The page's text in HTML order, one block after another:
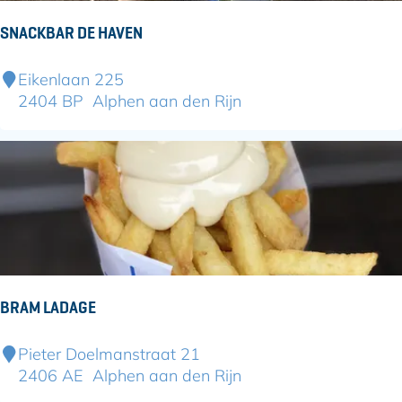
iSNACKBAR DE HAVEN
S
c
k
b
a
e
a
e
Eikenlaan 225
2404 BP Alphen aan den Rijn
BRAM LADAGE
B Pieter Doelmanstraat 21
2406 AE Alphen aan den Rijn